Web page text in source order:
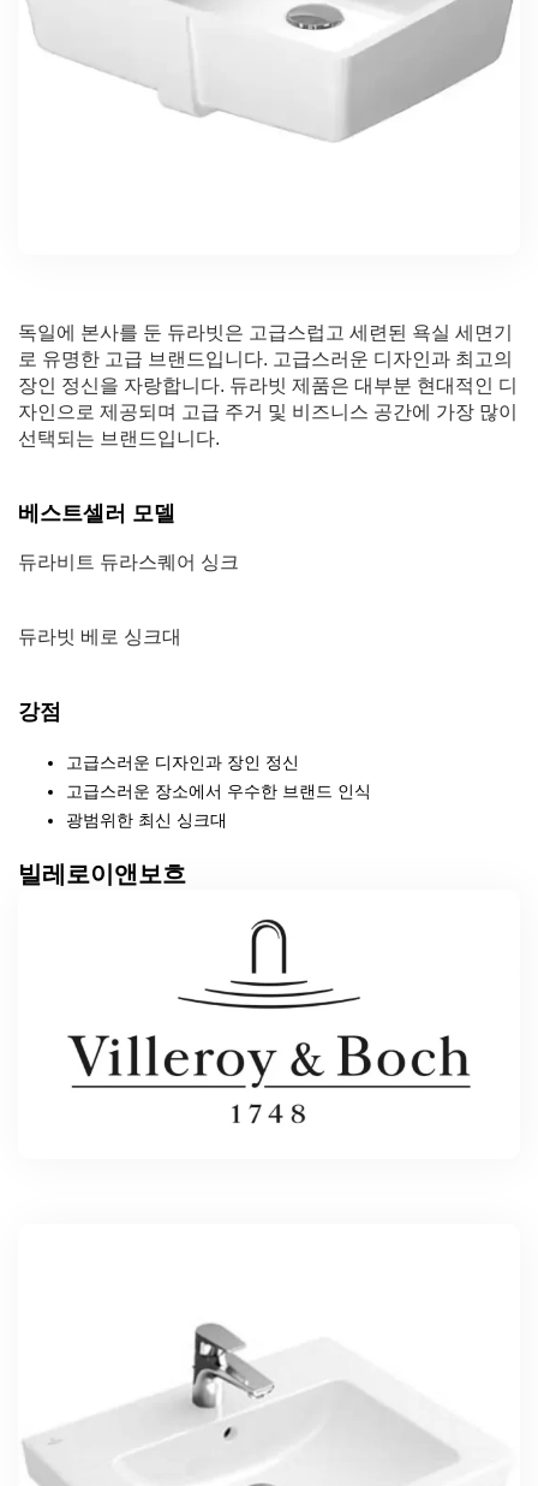
독일에 본사를 둔 듀라빗은 고급스럽고 세련된 욕실 세면기
로 유명한 고급 브랜드입니다. 고급스러운 디자인과 최고의
장인 정신을 자랑합니다. 듀라빗 제품은 대부분 현대적인 디
자인으로 제공되며 고급 주거 및 비즈니스 공간에 가장 많이
선택되는 브랜드입니다.
베스트셀러 모델
듀라비트 듀라스퀘어 싱크
듀라빗 베로 싱크대
강점
고급스러운 디자인과 장인 정신
고급스러운 장소에서 우수한 브랜드 인식
광범위한 최신 싱크대
빌레로이앤보흐